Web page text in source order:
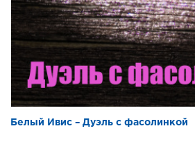
Белый Ивис – Дуэль с фасолинкой